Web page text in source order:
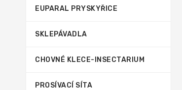
EUPARAL PRYSKYŘICE
SKLEPÁVADLA
CHOVNÉ KLECE-INSECTARIUM
PROSÍVACÍ SÍTA